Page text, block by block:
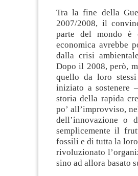
Tra la fine della
2007/2008, il
parte del mondo è
economica avrebbe
dalla crisi
Dopo il 2008, però,
quello da loro stessi
iniziato a sostenere
storia della rapida
po’ all’improvviso,
dell’innovazione o
semplicemente il
fossili e di tutta la
rivoluzionato
sino ad allora basato